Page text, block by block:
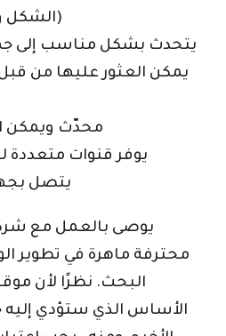
(الشكل
يتحدث بشكل مناسب إلى
يمكن العثور عليها من
محدّث ويمكن
يوفر قنوات متعددة
يتصل
يوصى بالعمل مع
محترفة ماهرة في تطوير
البحث. نظرًا لأن
الأساس الذي ستؤدي إليه